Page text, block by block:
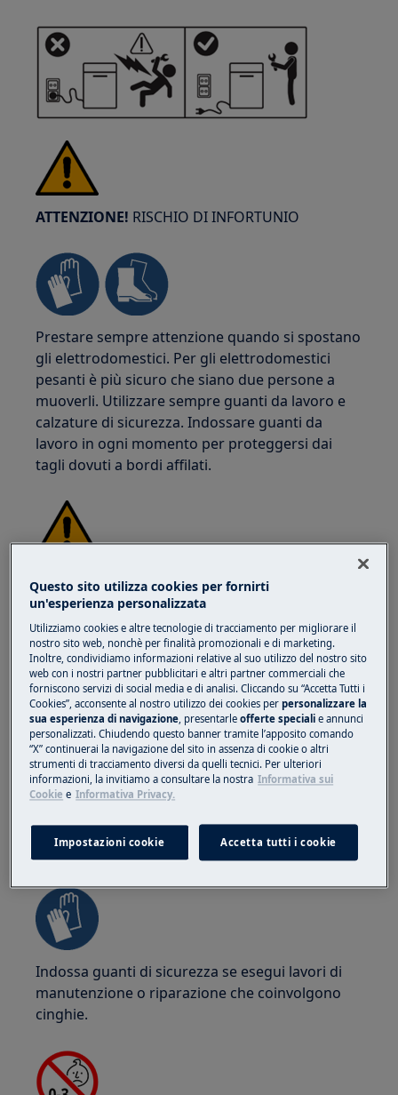
ATTENZIONE! RISCHIO DI INFORTUNIO
Prestare sempre attenzione quando si spostano
gli elettrodomestici. Per gli elettrodomestici
pesanti è più sicuro che siano due persone a
muoverli. Utilizzare sempre guanti da lavoro e
calzature di sicurezza. Indossare guanti da
lavoro in ogni momento per proteggersi dai
tagli dovuti a bordi affilati.
ATTENZIONE! RISCHIO DI LESIONI OCULARI
Indossare occhiali di protezione se si eseguono
lavori di manutenzione o riparazione che
coinvolgono molle.
ATTENZIONE!RISCHIO DI SCHIACCIAMENTO
Indossa guanti di sicurezza se esegui lavori di
manutenzione o riparazione che coinvolgono
cinghie.
Questo sito utilizza cookies per fornirti
un'esperienza personalizzata
Utilizziamo cookies e altre tecnologie di tracciamento per migliorare il
nostro sito web, nonchè per finalità promozionali e di marketing.
Inoltre, condividiamo informazioni relative al suo utilizzo del nostro sito
web con i nostri partner pubblicitari e altri partner commerciali che
forniscono servizi di social media e di analisi. Cliccando su “Accetta Tutti i
Cookies”, acconsente al nostro utilizzo dei cookies perpersonalizzare la
sua esperienza di navigazione, presentarleofferte speciali e annunci
personalizzati. Chiudendo questo banner tramite l’apposito comando
“X” continuerai la navigazione del sito in assenza di cookie o altri
strumenti di tracciamento diversi da quelli tecnici. Per ulteriori
informazioni, la invitiamo a consultare la nostra Informativa sui
Cookie e Informativa Privacy.
Impostazioni cookie Accetta tutti i cookie